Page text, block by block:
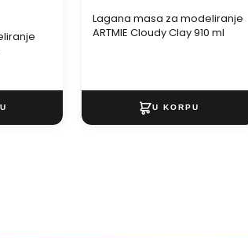
Lagana masa za modeliranje
ARTMIE Cloudy Clay 910 ml